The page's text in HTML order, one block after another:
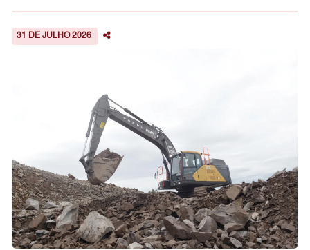
31 DE JULHO 2026